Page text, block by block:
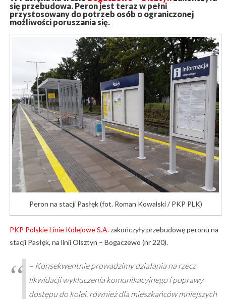
się przebudowa. Peron jest teraz w pełni
przystosowany do potrzeb osób o ograniczonej
możliwości poruszania się.
Peron na stacji Pasłęk (fot. Roman Kowalski / PKP PLK)
PKP Polskie Linie Kolejowe S.A.zakończyły przebudowę peronu na
stacji Pasłęk, na linii Olsztyn – Bogaczewo (nr 220).
– Konsekwentnie prowadzimy działania na rzecz
likwidacji wykluczenia komunikacyjnego i poprawy
dostępu do kolei, również dla mieszkańców mniejszych